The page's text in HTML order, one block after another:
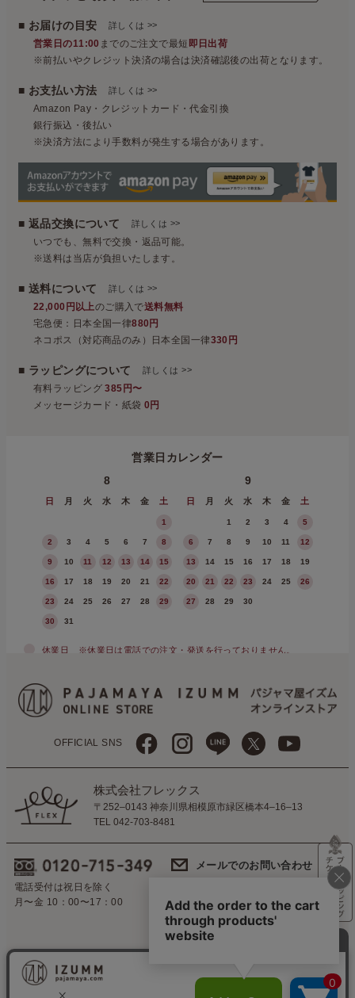
■ お届けの目安 詳しくは >>
営業日の11:00 までのご注文で最短 即日出荷
※前払いやクレジット決済の場合は決済確認後の出荷となります。
■ お支払い方法 詳しくは >>
Amazon Pay・クレジットカード・代金引換
銀行振込・後払い
※決済方法により手数料が発生する場合があります。
■ 返品交換について 詳しくは >>
いつでも、無料で交換・返品可能。
※送料は当店が負担いたします。
■ 送料について 詳しくは >>
22,000円以上のご購入で送料無料
宅急便：日本全国一律880円
ネコポス（対応商品のみ）日本全国一律330円
■ ラッピングについて詳しくは>>
有料ラッピング385円〜
メッセージカード・紙袋0円
営業日カレンダー
8
日 月 火 水 木 金 土
1
2 3 4 5 6 7 8
9 10 11 12 13 14 15
16 17 18 19 20 21 22
23 24 25 26 27 28 29
30 31
9
日 月 火 水 木 金 土
1 2 3 4 5
6 7 8 9 10 11 12
13 14 15 16 17 18 19
20 21 22 23 24 25 26
27 28 29 30
休業日 ※休業日は電話での注文・発送を行っておりません。
OFFICIAL SNS
株式会社フレックス
〒252–0143 神奈川県相模原市緑区橋本4–16–13
TEL 042-703-8481
電話受付は祝日を除く
月〜金 10：00〜17：00
メールでのお問い合わせ
翌営業日に対応いたします。
会社概要
個人情報の保護について ご利用ガイド TOP